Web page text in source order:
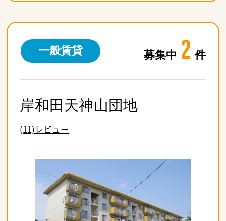
一般賃貸 募集中 2 件
岸和田天神山団地
(11)レビュー